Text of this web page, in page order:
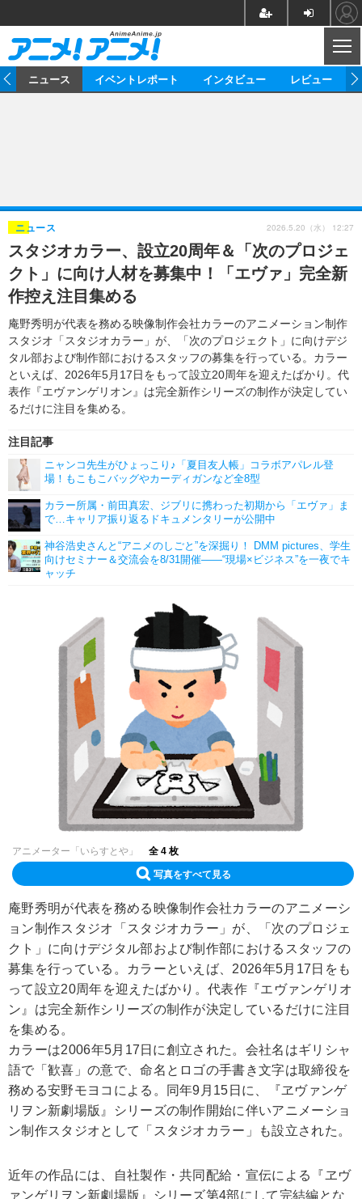
ゲーム グッズ
イベント 海外
海外イベント ビジネス
俳優・タレント アーティスト
ビジネス
アニメ 実写
書評 イベント
ゲーム 座談会
動画
アニメ
アニメ！アニメ！TV ABEMA Cafe
連載・コラム
ニュース イベントレポート インタビュー レビュー
スタジオカラー、設立20周年＆「次のプロジェ
クト」に向け人材を募集中！「エヴァ」完全新
作控え注目集める
庵野秀明が代表を務める映像制作会社カラーのアニメーション制作
スタジオ「スタジオカラー」が、「次のプロジェクト」に向けデジ
タル部および制作部におけるスタッフの募集を行っている。カラー
といえば、2026年5月17日をもって設立20周年を迎えたばかり。代
表作『エヴァンゲリオン』は完全新作シリーズの制作が決定してい
るだけに注目を集める。
ニュース
注目記事
ニャンコ先生がひょっこり♪「夏目友人帳」コラボアパレル登
場！もこもこバッグやカーディガンなど全8型
カラー所属・前田真宏、ジブリに携わった初期から「エヴァ」ま
で…キャリア振り返るドキュメンタリーが公開中
神谷浩史さんと“アニメのしごと”を深掘り！ DMM pictures、学生
向けセミナー＆交流会を8/31開催――“現場×ビジネス”を一夜でキ
ャッチ
2026.5.20（水） 12:27
アニメーター「いらすとや」 全 4 枚
写真をすべて見る
庵野秀明が代表を務める映像制作会社カラーのアニメーシ
ョン制作スタジオ「スタジオカラー」が、「次のプロジェ
クト」に向けデジタル部および制作部におけるスタッフの
募集を行っている。カラーといえば、2026年5月17日をも
って設立20周年を迎えたばかり。代表作『エヴァンゲリオ
ン』は完全新作シリーズの制作が決定しているだけに注目
を集める。
カラーは2006年5月17日に創立された。会社名はギリシャ
語で「歓喜」の意で、命名とロゴの手書き文字は取締役を
務める安野モヨコによる。同年9月15日に、『ヱヴァンゲ
リヲン新劇場版』シリーズの制作開始に伴いアニメーショ
ン制作スタジオとして「スタジオカラー」も設立された。
近年の作品には、自社製作・共同配給・宣伝による『ヱヴ
ァンゲリヲン新劇場版』シリーズ第4部にして完結編とな